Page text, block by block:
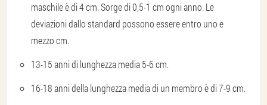
maschile è di 4 cm. Sorge di 0,5-1 cm ogni anno. Le
deviazioni dallo standard possono essere entro uno e
mezzo cm.
13-15 anni di lunghezza media 5-6 cm.
16-18 anni della lunghezza media di un membro è di 7-9 cm.